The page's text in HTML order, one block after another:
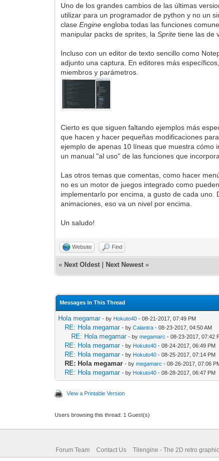
Uno de los grandes cambios de las últimas
utilizar para un programador de python y no un
claseEngineengloba todas las funciones
manipular packs de sprites, laSpritetiene las de
Incluso con un editor de texto sencillo como
adjunto una captura. En editores más
miembros y parámetros.
Cierto es que siguen faltando ejemplos más
que hacen y hacer pequeñas modificaciones
ejemplo de apenas 10 líneas que muestra cómo
un manual "al uso" de las funciones que
Las otros temas que comentas, como hacer
no es un motor de juegos integrado como
implementarlo por encima, a gusto de cada
animaciones, eso va un nivel por encima.
Un saludo!
Website Find
« Next Oldest Next Newest »
Messages In This Thread
Hola megamar - by Hokuto40 - 08-21-2017, 07:49 PM
RE: Hola megamar - byCalantra - 08-23-2017, 04:50 AM
RE: Hola megamar - bymegamarc - 08-23-2017, 07:42
RE: Hola megamar - by Hokuto40 - 08-24-2017, 06:49 PM
RE: Hola megamar - by Hokuto40 - 08-25-2017, 07:14 PM
RE: Hola megamar - bymegamarc - 08-26-2017, 07:06
RE: Hola megamar - by Hokuto40 - 08-28-2017, 06:47 PM
View a Printable Version
Users browsing this thread: 1 Guest(s)
Forum Team Contact Us Tilengine - The 2D retro